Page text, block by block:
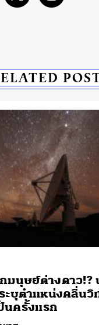
นุษย์ต่างดาว!?
ะบุตำแหน่งคลื่น
นครั้งแรก